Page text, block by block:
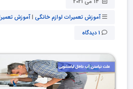
آموزش تعمیرات لوازم خانگی |آموزش
1 دیدگاه